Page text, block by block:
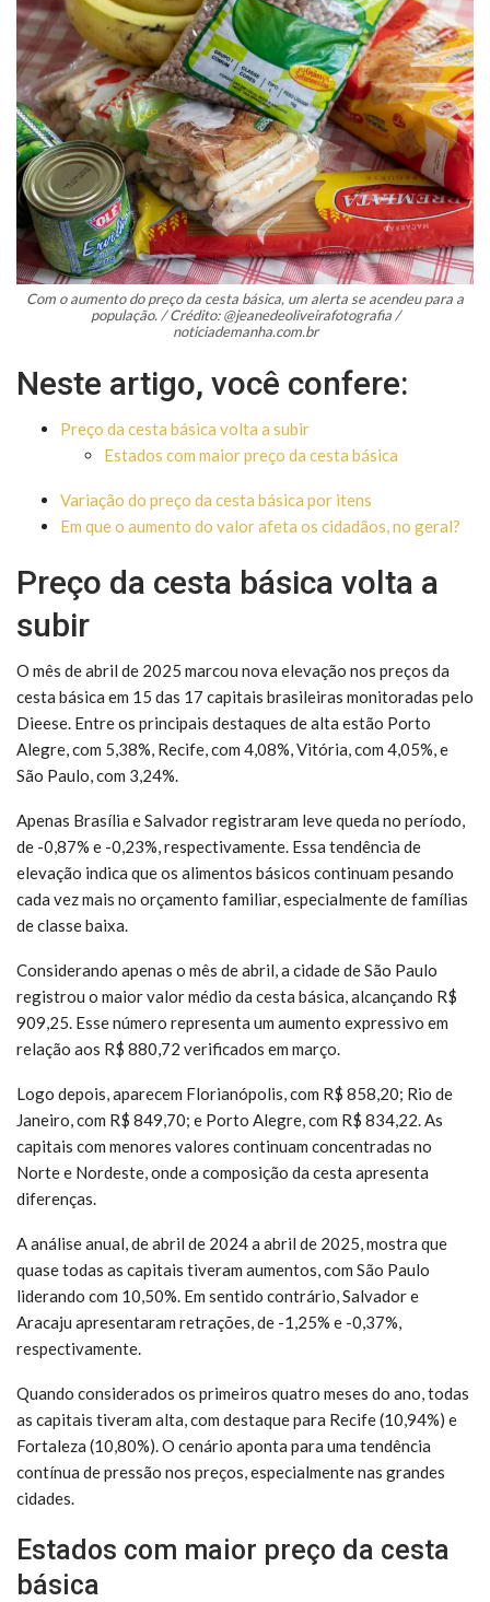
Com o aumento do preço da cesta básica, um alerta se acendeu para a
população. / Crédito: @jeanedeoliveirafotografia /
noticiademanha.com.br
Neste artigo, você confere:
Preço da cesta básica volta a subir
Estados com maior preço da cesta básica
Variação do preço da cesta básica por itens
Em que o aumento do valor afeta os cidadãos, no geral?
Preço da cesta básica volta a
subir
O mês de abril de 2025 marcou nova elevação nos preços da
cesta básica em 15 das 17 capitais brasileiras monitoradas pelo
Dieese. Entre os principais destaques de alta estão Porto
Alegre, com 5,38%, Recife, com 4,08%, Vitória, com 4,05%, e
São Paulo, com 3,24%.
Apenas Brasília e Salvador registraram leve queda no período,
de -0,87% e -0,23%, respectivamente. Essa tendência de
elevação indica que os alimentos básicos continuam pesando
cada vez mais no orçamento familiar, especialmente de famílias
de classe baixa.
Considerando apenas o mês de abril, a cidade de São Paulo
registrou o maior valor médio da cesta básica, alcançando R$
909,25. Esse número representa um aumento expressivo em
relação aos R$ 880,72 verificados em março.
Logo depois, aparecem Florianópolis, com R$ 858,20; Rio de
Janeiro, com R$ 849,70; e Porto Alegre, com R$ 834,22. As
capitais com menores valores continuam concentradas no
Norte e Nordeste, onde a composição da cesta apresenta
diferenças.
A análise anual, de abril de 2024 a abril de 2025, mostra que
quase todas as capitais tiveram aumentos, com São Paulo
liderando com 10,50%. Em sentido contrário, Salvador e
Aracaju apresentaram retrações, de -1,25% e -0,37%,
respectivamente.
Quando considerados os primeiros quatro meses do ano, todas
as capitais tiveram alta, com destaque para Recife (10,94%) e
Fortaleza (10,80%). O cenário aponta para uma tendência
contínua de pressão nos preços, especialmente nas grandes
cidades.
Estados com maior preço da cesta
básica